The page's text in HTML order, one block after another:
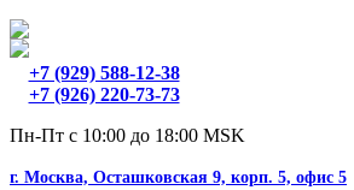
+7 (929) 588-12-38
+7 (926) 220-73-73
Пн-Пт с 10:00 до 18:00 MSK
г. Москва, Осташковская 9, корп. 5, офис 5